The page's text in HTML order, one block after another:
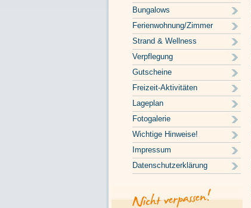
Bungalows
Ferienwohnung/Zimmer
Strand & Wellness
Verpflegung
Gutscheine
Freizeit-Aktivitäten
Lageplan
Fotogalerie
Wichtige Hinweise!
Impressum
Datenschutzerklärung